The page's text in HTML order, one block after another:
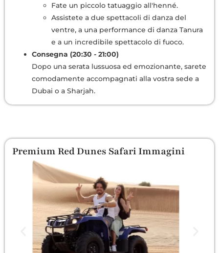
Fate un piccolo tatuaggio all'henné.
Assistete a due spettacoli di danza del
ventre, a una performance di danza Tanura
e a un incredibile spettacolo di fuoco.
Consegna (20:30 - 21:00)
Dopo una serata lussuosa ed emozionante, sarete
comodamente accompagnati alla vostra sede a
Dubai o a Sharjah.
Premium Red Dunes Safari Immagini